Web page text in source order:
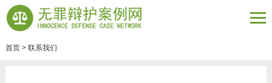
首页> 联系我们